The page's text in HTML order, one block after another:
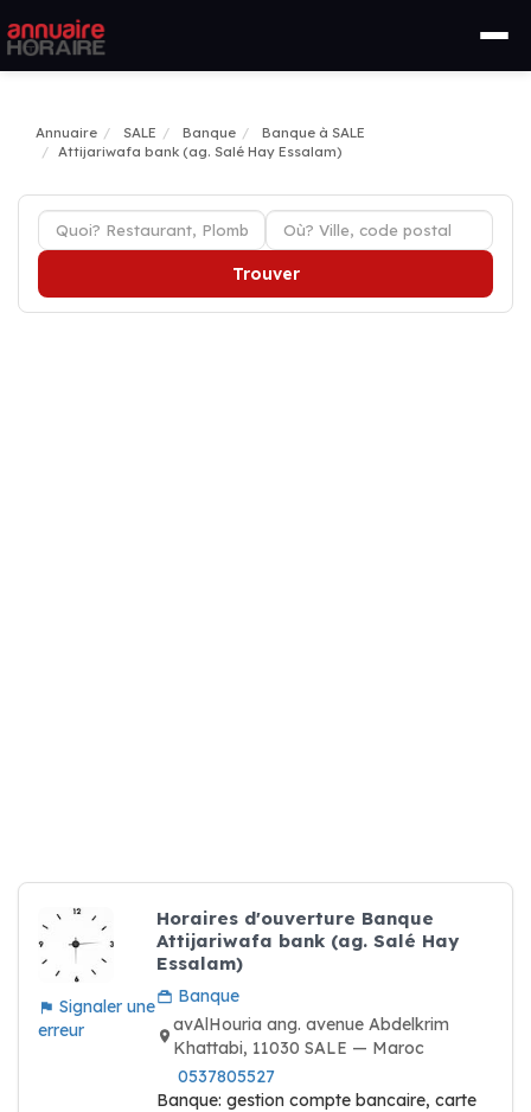
Annuaire SALE Banque
Banque à SALE
Attijariwafa bank (ag. Salé Hay Essalam)
Trouver
Signaler une
erreur
Horaires d'ouverture Banque
Attijariwafa bank (ag. Salé Hay
Essalam)
Banque
avAlHouria ang. avenue Abdelkrim
Khattabi, 11030 SALE — Maroc
0537805527
Banque: gestion compte bancaire, carte